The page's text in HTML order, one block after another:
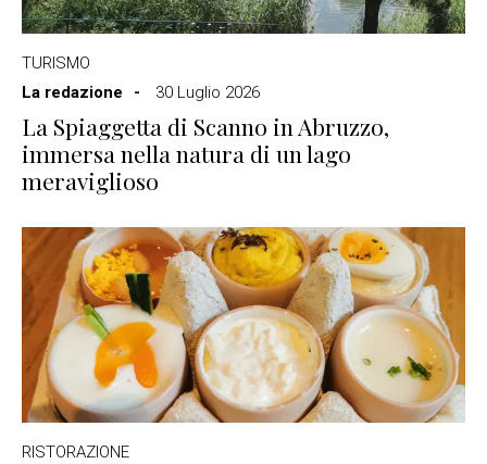
TURISMO
La redazione
30 Luglio 2026
La Spiaggetta di Scanno in Abruzzo,
immersa nella natura di un lago
meraviglioso
RISTORAZIONE